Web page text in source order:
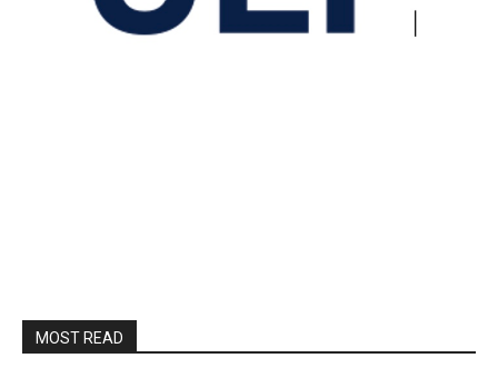
MOST READ